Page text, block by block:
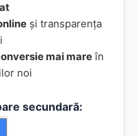
și transparența
mai mareîn
noi
secundară: